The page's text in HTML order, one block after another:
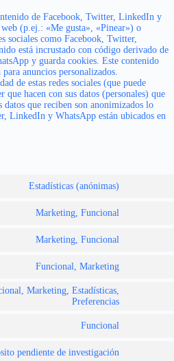
de Facebook, Twitter, LinkedIn y
(p.ej.: «Me gusta», «Pinear») o
sociales como Facebook, Twitter,
está incrustado con código derivado de
y guarda cookies. Este contenido
anuncios personalizados.
de estas redes sociales (que puede
que hacen con sus datos (personales) que
datos que reciben son anonimizados lo
LinkedIn y WhatsApp están ubicados en
Estadísticas (anónimas)
Marketing, Funcional
Marketing, Funcional
Funcional, Marketing
Marketing, Estadísticas,
Preferencias
Funcional
pendiente de investigación